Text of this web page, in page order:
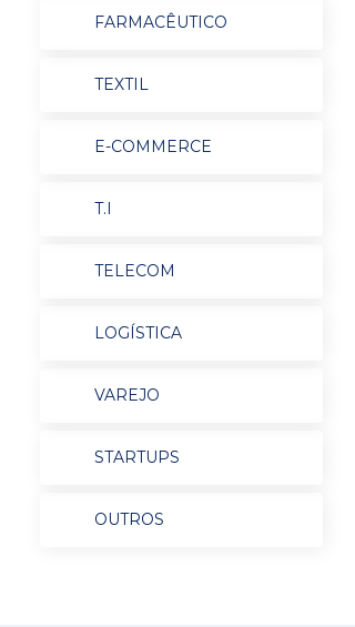
FARMACÊUTICO
TEXTIL
E-COMMERCE
T.I
TELECOM
LOGÍSTICA
VAREJO
STARTUPS
OUTROS